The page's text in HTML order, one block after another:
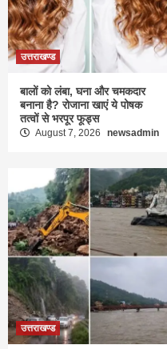
उत्तराखण्ड
बालों को लंबा, घना और चमकदार
बनाना है? रोजाना खाएं ये पोषक
तत्वों से भरपूर फूड्स
August 7, 2026 newsadmin
उत्तराखण्ड